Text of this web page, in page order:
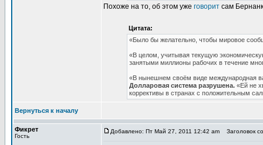
Похоже на то, об этом уже говорит сам
Цитата:
«Было бы желательно, чтобы мировое
«В целом, учитывая текущую
занятыми миллионы рабочих в течение
«В нынешнем своём виде международная
Долларовая система разрушена. «Ей не
коррективы в странах с положительным
Вернуться к началу
Фикрет
Гость
Добавлено: Пт Май 27, 2011 12:42 am Заголовок